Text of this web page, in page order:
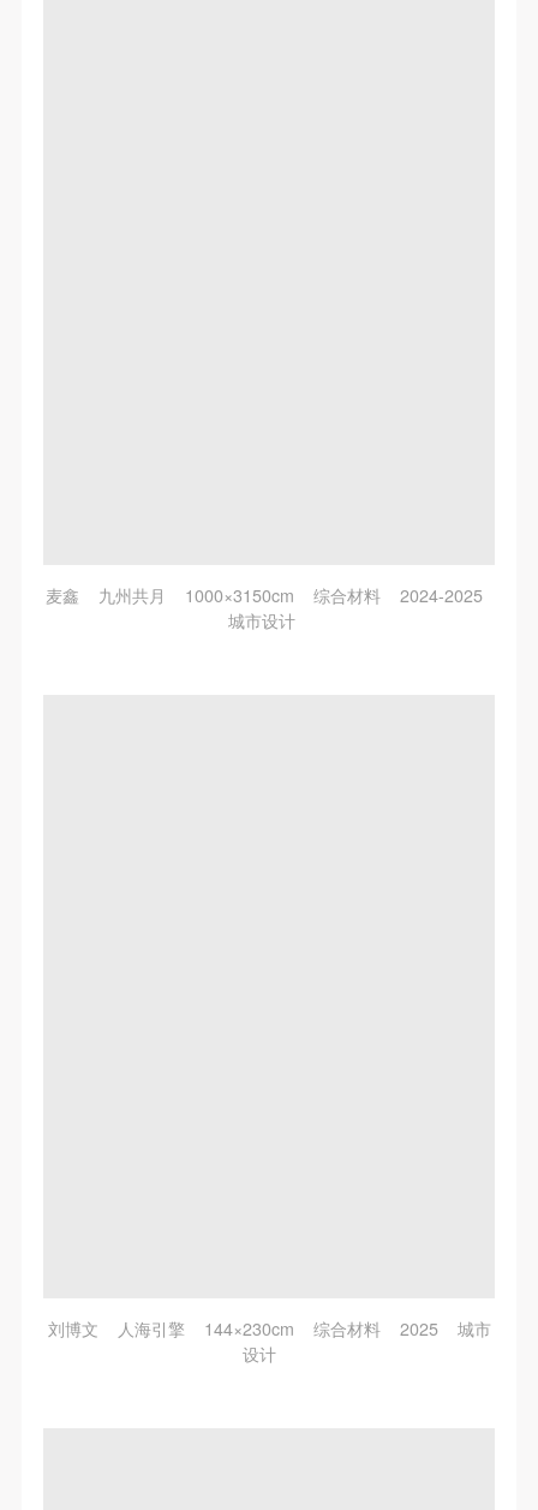
麦鑫 九州共月 1000×3150cm 综合材料 2024-2025
城市设计
刘博文 人海引擎 144×230cm 综合材料 2025 城市
设计